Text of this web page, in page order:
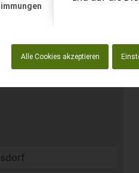
Alle Cookies akzeptieren